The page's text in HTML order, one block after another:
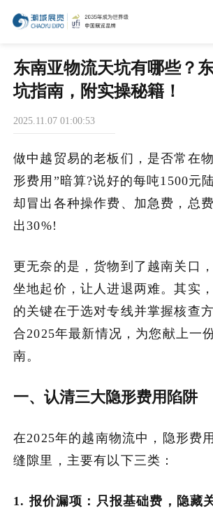
IEAE
IGHE
CHWE
关于我们
加入潮域
东南亚物流天坑有哪些？
坑指南，附实操秘籍！
2025.11.07 01:00:53
做中越贸易的老板们，是否常在
形费用”暗算?说好的每吨1500元
却冒出各种操作费、加急费，总
出30%!
更无奈的是，货物到了越南关口
坐地起价，让人进退两难。其实
的关键在于选对专线并掌握核查
合2025年最新情况，为您献上一
南。
一、认清三大隐形费用陷阱
在2025年的越南物流中，隐形费
缝隙里，主要有以下三类：
1. 报价漏项：只报基础费，隐藏